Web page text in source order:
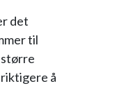
det
til
å